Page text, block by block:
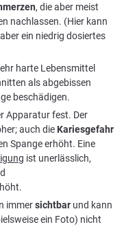
, die aber meist
nachlassen. (Hier kann
ein niedrig dosiertes
harte Lebensmittel
als abgebissen
beschädigen.
Apparatur fest. Der
auch die Kariesgefahr
Spange erhöht. Eine
ist unerlässlich,
immersichtbar und kann
ein Foto) nicht